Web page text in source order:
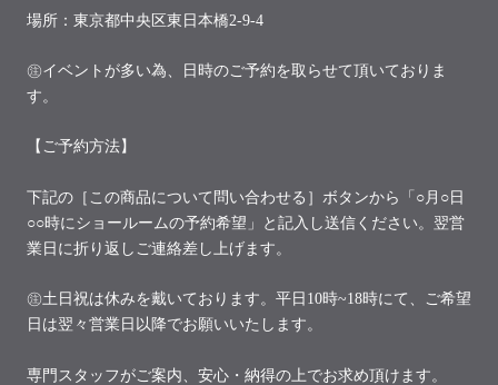
場所：東京都中央区東日本橋2-9-4
㊟イベントが多い為、日時のご予約を取らせて頂いておりま
す。
【ご予約方法】
下記の［この商品について問い合わせる］ボタンから「○月○日
○○時にショールームの予約希望」と記入し送信ください。翌営
業日に折り返しご連絡差し上げます。
㊟土日祝は休みを戴いております。平日10時~18時にて、ご希望
日は翌々営業日以降でお願いいたします。
専門スタッフがご案内、安心・納得の上でお求め頂けます。